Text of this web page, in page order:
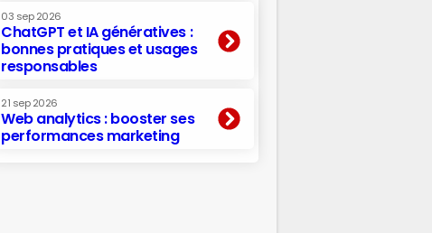
03 sep 2026
ChatGPT et IA génératives :
bonnes pratiques et usages
responsables
21 sep 2026
Web analytics : booster ses
performances marketing